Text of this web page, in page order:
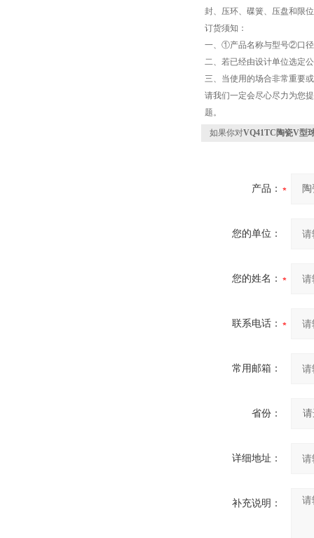
封、压环、碟簧、压盘和限
订货须知：
一、①产品名称与型号②口
二、若已经由设计单位选定
三、当使用的场合非常重要
请我们一定会尽心尽力为您
题。
如果你对VQ41TC陶瓷V型
产品：
您的单位：
您的姓名：
联系电话：
常用邮箱：
省份：
详细地址：
补充说明：